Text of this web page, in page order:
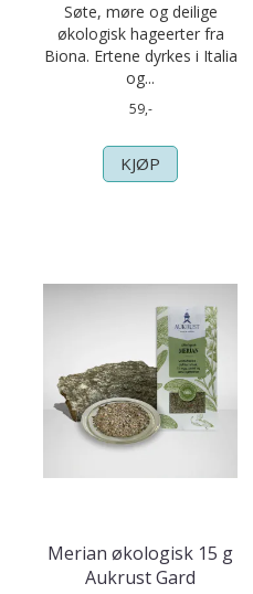
Søte, møre og deilige
økologisk hageerter fra
Biona. Ertene dyrkes i Italia
og...
59,-
KJØP
Merian økologisk 15 g
Aukrust Gard